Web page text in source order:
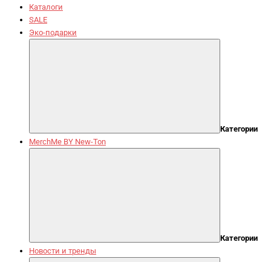
Каталоги
SALE
Эко-подарки
Категории
MerchMe BY New-Ton
Категории
Новости и тренды